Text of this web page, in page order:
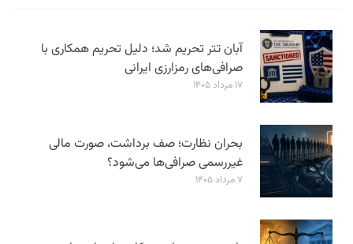
آبان تتر تحریم شد؛ دلیل تحریم همکاری با
صرافی‌های رمزارزی ایرانی
۱۷ مرداد ۱۴۰۵
بحران نظارت؛ صف برداشت، صورت مالی
غیررسمی صرافی‌ها می‌شود؟
۷ مرداد ۱۴۰۵